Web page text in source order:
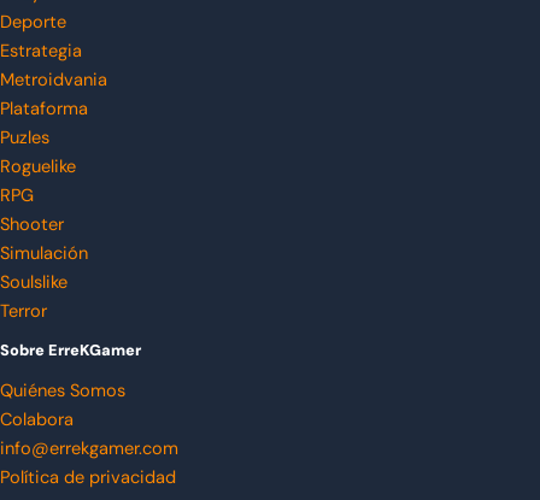
Deporte
Estrategia
Metroidvania
Plataforma
Puzles
Roguelike
RPG
Shooter
Simulación
Soulslike
Terror
Sobre ErreKGamer
Quiénes Somos
Colabora
info@errekgamer.com
Política de privacidad